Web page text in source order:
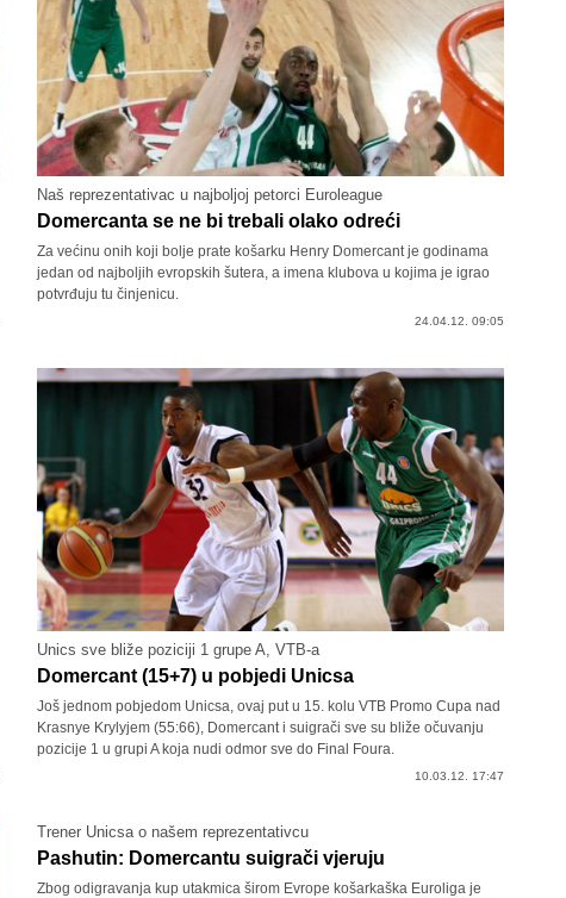
Naš reprezentativac u najboljoj petorci Euroleague
Domercanta se ne bi trebali olako odreći
Za većinu onih koji bolje prate košarku Henry Domercant je godinama
jedan od najboljih evropskih šutera, a imena klubova u kojima je igrao
potvrđuju tu činjenicu.
24.04.12. 09:05
Unics sve bliže poziciji 1 grupe A, VTB-a
Domercant (15+7) u pobjedi Unicsa
Još jednom pobjedom Unicsa, ovaj put u 15. kolu VTB Promo Cupa nad
Krasnye Krylyjem (55:66), Domercant i suigrači sve su bliže očuvanju
pozicije 1 u grupi A koja nudi odmor sve do Final Foura.
10.03.12. 17:47
Trener Unicsa o našem reprezentativcu
Pashutin: Domercantu suigrači vjeruju
Zbog odigravanja kup utakmica širom Evrope košarkaška Euroliga je